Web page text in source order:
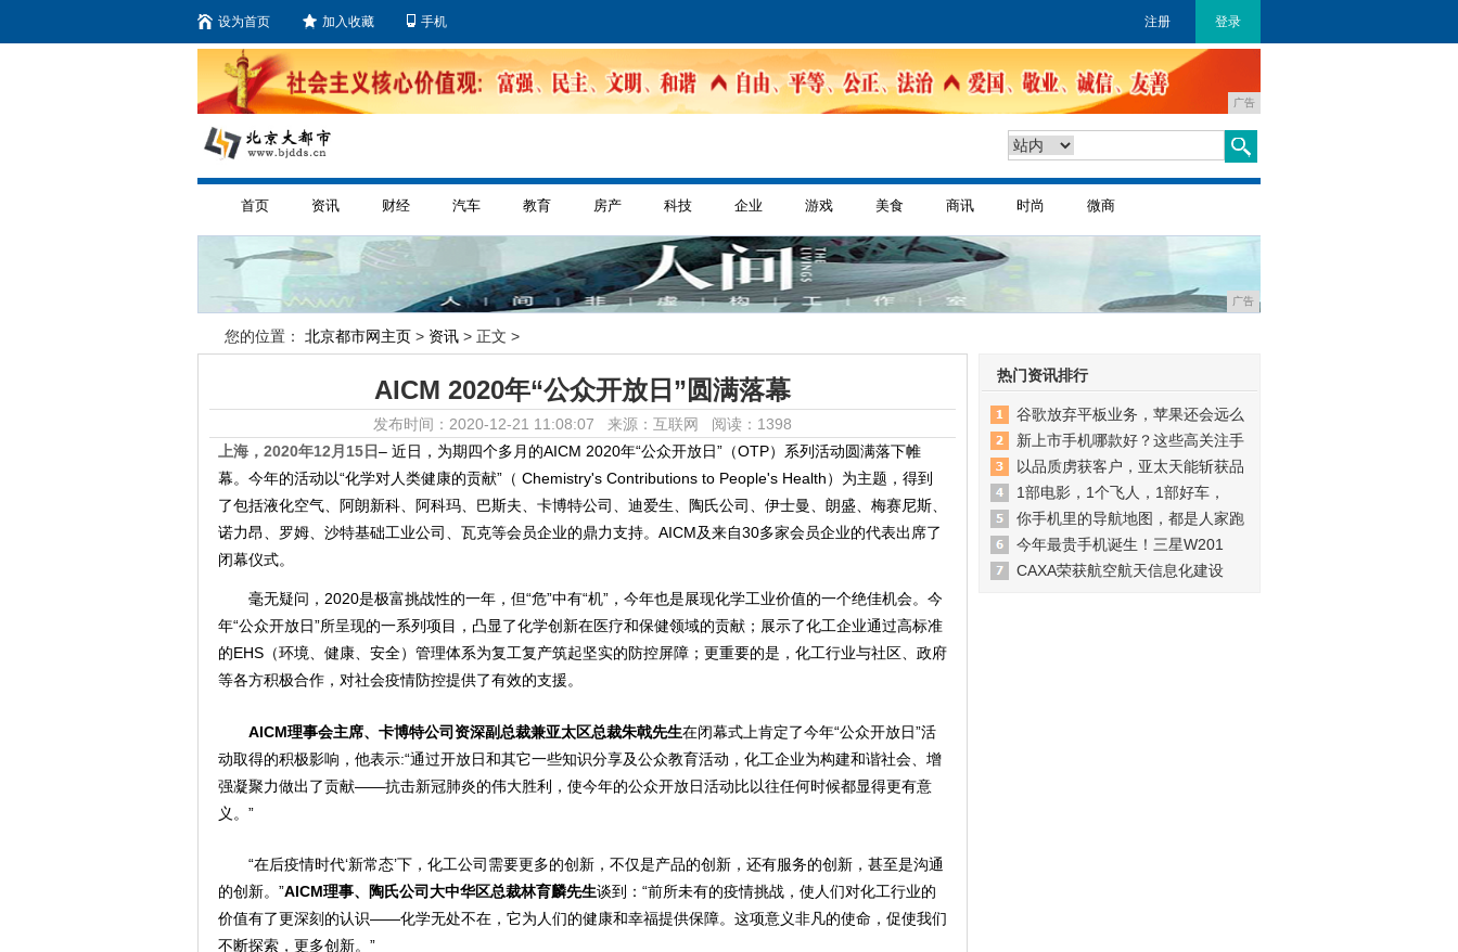
设为首页 加入收藏 手机 注册 登录
广告
首页 资讯 财经 汽车 教育 房产 科技 企业 游戏 美食 商讯 时尚 微商
广告
您的位置： 北京都市网主页 > 资讯 > 正文 >
AICM 2020年“公众开放日”圆满落幕
发布时间：2020-12-21 11:08:07 来源：互联网 阅读：1398
上海，2020年12月15日– 近日，为期四个多月的AICM 2020年“公众开放日”（OTP）系列活动圆满落下帷
幕。今年的活动以“化学对人类健康的贡献”（ Chemistry's Contributions to People's Health）为主题，得到
了包括液化空气、阿朗新科、阿科玛、巴斯夫、卡博特公司、迪爱生、陶氏公司、伊士曼、朗盛、梅赛尼斯、
诺力昂、罗姆、沙特基础工业公司、瓦克等会员企业的鼎力支持。AICM及来自30多家会员企业的代表出席了
闭幕仪式。
毫无疑问，2020是极富挑战性的一年，但“危”中有“机”，今年也是展现化学工业价值的一个绝佳机会。今
年“公众开放日”所呈现的一系列项目，凸显了化学创新在医疗和保健领域的贡献；展示了化工企业通过高标准
的EHS（环境、健康、安全）管理体系为复工复产筑起坚实的防控屏障；更重要的是，化工行业与社区、政府
等各方积极合作，对社会疫情防控提供了有效的支援。
AICM理事会主席、卡博特公司资深副总裁兼亚太区总裁朱戟先生在闭幕式上肯定了今年“公众开放日”活
动取得的积极影响，他表示:“通过开放日和其它一些知识分享及公众教育活动，化工企业为构建和谐社会、增
强凝聚力做出了贡献——抗击新冠肺炎的伟大胜利，使今年的公众开放日活动比以往任何时候都显得更有意
义。”
“在后疫情时代‘新常态’下，化工公司需要更多的创新，不仅是产品的创新，还有服务的创新，甚至是沟通
的创新。”AICM理事、陶氏公司大中华区总裁林育麟先生谈到：“前所未有的疫情挑战，使人们对化工行业的
价值有了更深刻的认识——化学无处不在，它为人们的健康和幸福提供保障。这项意义非凡的使命，促使我们
不断探索，更多创新。”
热门资讯排行
谷歌放弃平板业务，苹果还会远么
新上市手机哪款好？这些高关注手
以品质虏获客户，亚太天能斩获品
1部电影，1个飞人，1部好车，
你手机里的导航地图，都是人家跑
今年最贵手机诞生！三星W201
CAXA荣获航空航天信息化建设